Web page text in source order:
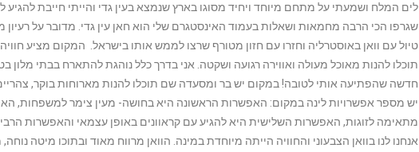
לים המלח ושמעתי על מתחם מיוחד ויחיד מסוגו בארץ שנמצא בעין גדי והייתי חייבת
שגרפו הכי הרבה מחמאות ושאלות בעמוד האינסטגרם שלי הוא חאן עין גדי. מדובר על רעיון
טיול עם וואן באוסטרליה וחזרו עם חזון מטורף שרצו לממש אותו בישראל. המקום מציע
תוכלו להנות מאוכל מעולה ואווירה רגועה ושקטה. אני בדרך כלל נוהגת להתארח בבתי מלון
חדשה שהפתיעה אותי לטובה! במקום יש בר ומסעדה שם תוכלו להנות מארוחות בוקר,
יש מספר אפשרויות לינה במקום: האפשרות הראשונה היא בחושה- מעין צימר למשפחות,
מתאימה לזוגות, האפשרות השלישית היא להגיע עם קראוונים באופן עצמאי והאפשרות
אנחנו לנו בוואן הצבעוני והחוויה הייתה מיוחדת במינה. הוואן מרווח מאוד ובתוכו מיטה